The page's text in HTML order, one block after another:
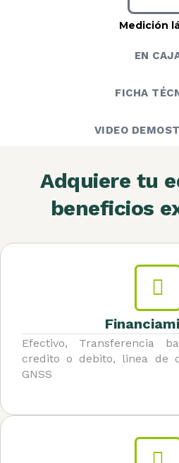
EN
FICHA
VIDEO
Medición
Adquiere tu
beneficios
Efectivo, Transferencia
credito o debito, linea de
GNSS